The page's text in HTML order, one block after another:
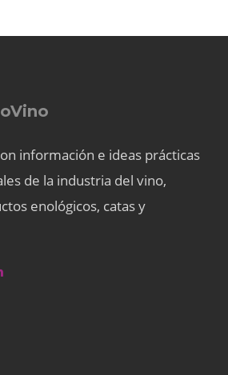
información e ideas prácticas
de la industria del vino,
enológicos, catas y